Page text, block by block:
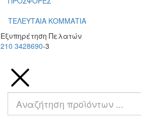
ΤΕΛΕΥΤΑΙΑ ΚΟΜΜΑΤΙΑ
Εξυπηρέτηση Πελατών
210 3428690-3